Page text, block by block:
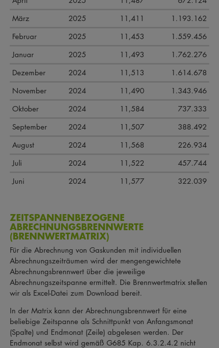
März
2025 11,411
1.193.162
Februar
2025 11,453
1.559.456
Januar
2025 11,493
1.762.276
Dezember
2024 11,513
1.614.678
November
2024 11,490
1.343.946
Oktober
2024 11,584
737.333
September
2024 11,507
388.492
August
2024 11,568
226.934
Juli
2024 11,522
457.744
Juni
2024 11,577 322.039
ZEITSPANNENBEZOGENE
ABRECHNUNGSBRENNWERTE
(BRENNWERTMATRIX)
Für die Abrechnung von Gaskunden mit individuellen
Abrechnungszeiträumen wird der mengengewichtete
Abrechnungsbrennwert über die jeweilige
Abrechnungszeitspanne ermittelt. Die Brennwertmatrix stellen
wir als Excel-Datei zum Download bereit.
In der Matrix kann der Abrechnungsbrennwert für eine
beliebige Zeitspanne als Schnittpunkt von Anfangsmonat
(Spalte) und Endmonat (Zeile) abgelesen werden. Der
Endmonat selbst wird gemäß G685 Kap. 6.3.2.4.2 nicht